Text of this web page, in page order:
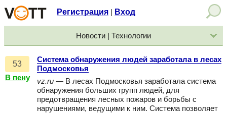
Регистрация Вход
Новости | Технологии
53
В пену
Система обнаружения людей заработала в лесах
Подмосковья
vz.ru — В лесах Подмосковья заработала система
обнаружения больших групп людей, для
предотвращения лесных пожаров и борьбы с
нарушениями, ведущими к ним. Система позволяет